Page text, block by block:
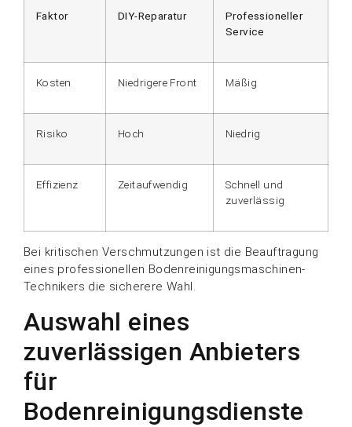
Faktor DIY-Reparatur
Professioneller
Service
Kosten Niedrigere Front Mäßig
Risiko Hoch Niedrig
Effizienz Zeitaufwendig
Schnell und
zuverlässig
Bei kritischen Verschmutzungen ist die Beauftragung
eines professionellen Bodenreinigungsmaschinen-
Technikers die sicherere Wahl.
Auswahl eines
zuverlässigen Anbieters
für
Bodenreinigungsdienste